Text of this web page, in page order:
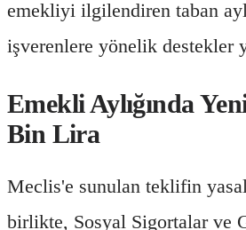
emekliyi ilgilendiren taban
işverenlere yönelik destekler
Emekli Aylığında
Bin Lira
Meclis'e sunulan teklifin
birlikte, Sosyal Sigortalar ve